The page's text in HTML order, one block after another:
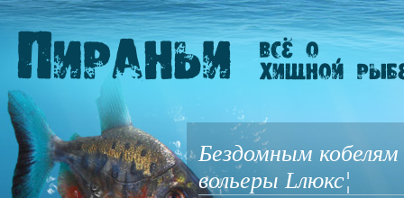
Бездомным
вольеры Lлюкс¦